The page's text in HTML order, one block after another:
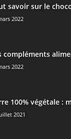
savoir sur le
2022
compléments
2022
100% végétale :
2021